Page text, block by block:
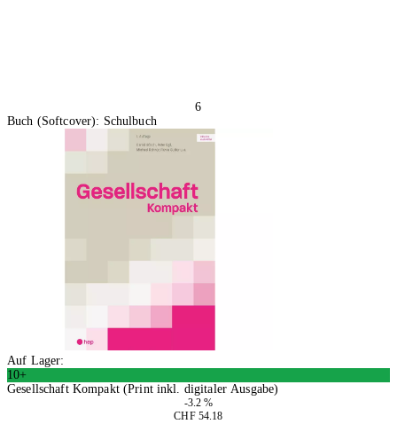
6
Buch (Softcover): Schulbuch
Auf Lager:
10+
Gesellschaft Kompakt (Print inkl. digitaler Ausgabe)
-3.2 %
CHF 54.18